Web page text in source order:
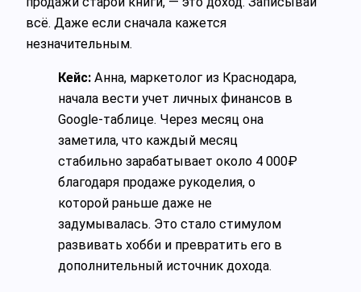
всё. Даже если сначала кажется
незначительным.
Кейс: Анна, маркетолог из Краснодара,
начала вести учет личных финансов в
Google-таблице. Через месяц она
заметила, что каждый месяц
стабильно зарабатывает около 4 000₽
благодаря продаже рукоделия, о
которой раньше даже не
задумывалась. Это стало стимулом
развивать хобби и превратить его в
дополнительный источник дохода.